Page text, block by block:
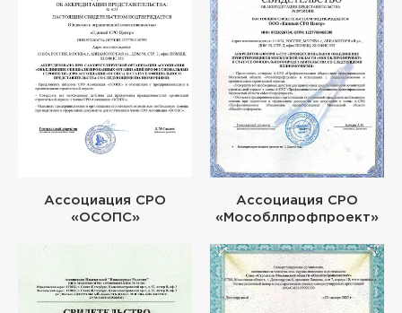
Ассоциация СРО
«ОСОПС»
Ассоциация СРО
«Мособлпрофпроект»